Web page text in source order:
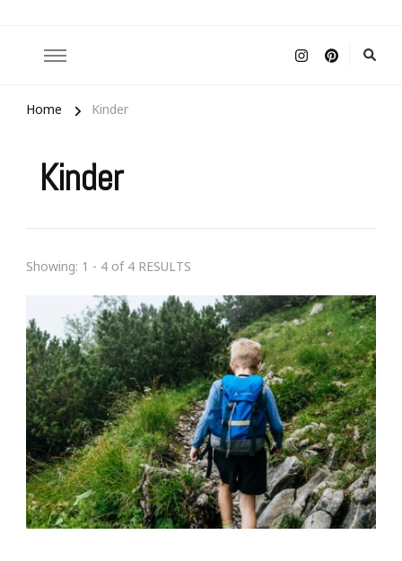
Home Kinder
Kinder
Showing: 1 - 4 of 4 RESULTS